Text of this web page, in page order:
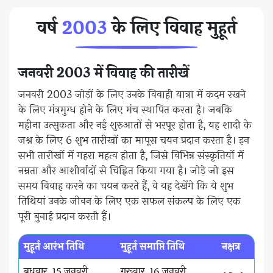
वर्ष2003के लिए विवाह मुहूर्त
जनवरी 2003 में विवाह की तारीखें
जनवरी 2003 जोड़ों के लिए उनके विवाही यात्रा में कदम रखने
के लिए मंत्रमुग्ध होने के लिए मंच स्थापित करता है। जबकि
महीना उत्सुकता और नई शुरुआतों से भरपूर होता है, यह शादी के
जश्न के लिए 6 शुभ तारीखों का मापूस चयन प्रदान करता है। इन
सभी तारीखों में गहरा महत्व होता है, जिसे विभिन्न संस्कृतियों में
नम्रता और आशीर्वादों से चिह्नित किया गया है। जोड़े जो इस
समय विवाह करने का चयन करते हैं, वे यह देखेंगे कि ये शुभ
तिथियां उनके जीवन के लिए एक सफल संकल्प के लिए एक
पूरी बुनाई प्रदान करती हैं।
मुहूर्त आरंभ तिथि मुहूर्त समाप्ति तिथि
नक्षत्र